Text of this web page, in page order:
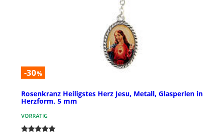
-30%
Rosenkranz Heiligstes Herz Jesu, Metall, Glasperlen in
Herzform, 5 mm
VORRÄTIG